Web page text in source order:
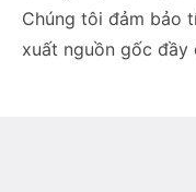
Chúng tôi đảm bảo
xuất nguồn gốc đầy